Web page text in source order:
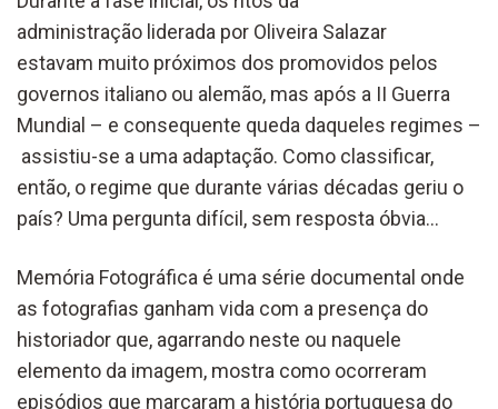
administração liderada por Oliveira Salazar
estavam muito próximos dos promovidos pelos
governos italiano ou alemão, mas após a II Guerra
Mundial – e consequente queda daqueles regimes –
assistiu-se a uma adaptação. Como classificar,
então, o regime que durante várias décadas geriu o
país? Uma pergunta difícil, sem resposta óbvia…
Memória Fotográfica é uma série documental onde
as fotografias ganham vida com a presença do
historiador que, agarrando neste ou naquele
elemento da imagem, mostra como ocorreram
episódios que marcaram a história portuguesa do